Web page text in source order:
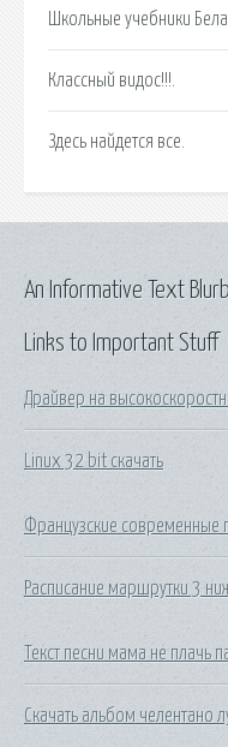
Школьные учебники
Классный видос!!!.
Здесь найдется все.
Links to Important Stuff
Драйвер на
Linux 32 bit скачать
Французские современные
Расписание маршрутки 3
Текст песни мама не плачь
Скачать альбом челентано
An Informative Text